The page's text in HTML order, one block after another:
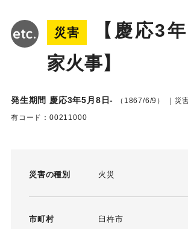
災害
【慶応3
家火事】
発生期間 慶応3年5月8日- （1867/6/9）
｜災
有コード：00211000
災害の種別 火災
市町村 臼杵市